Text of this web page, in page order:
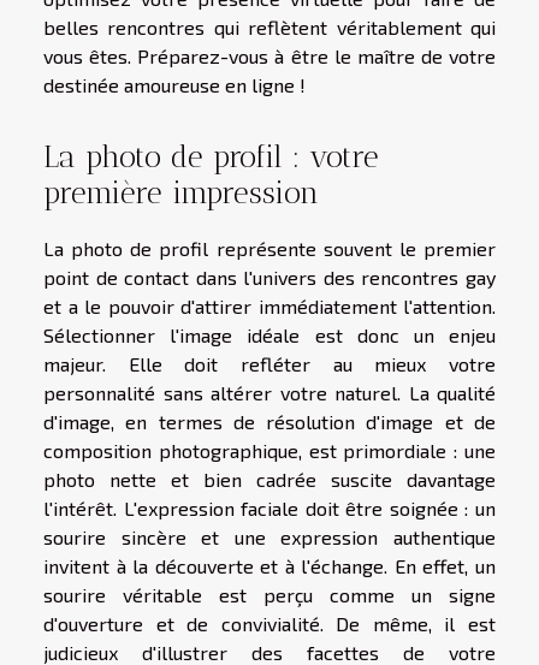
belles rencontres qui reflètent véritablement qui
vous êtes. Préparez-vous à être le maître de votre
destinée amoureuse en ligne !
La photo de profil : votre
première impression
La photo de profil représente souvent le premier
point de contact dans l'univers des rencontres gay
et a le pouvoir d'attirer immédiatement l'attention.
Sélectionner l'image idéale est donc un enjeu
majeur. Elle doit refléter au mieux votre
personnalité sans altérer votre naturel. La qualité
d'image, en termes de résolution d'image et de
composition photographique, est primordiale : une
photo nette et bien cadrée suscite davantage
l'intérêt. L'expression faciale doit être soignée : un
sourire sincère et une expression authentique
invitent à la découverte et à l'échange. En effet, un
sourire véritable est perçu comme un signe
d'ouverture et de convivialité. De même, il est
judicieux d'illustrer des facettes de votre